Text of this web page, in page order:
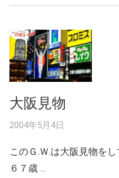
大阪見物
2004年5月4日
このＧ.Ｗ.は大阪見物を
６７歳 …